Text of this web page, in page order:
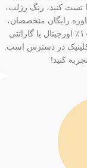
تست کنید، رنگ رژلب،
رایگان متخصصان،
انتخابی دقیق و مناسب داشته باشید. تمام کالاها ۱۰۰٪ اورجینال با گارانتی
در دسترس است.
کنید!